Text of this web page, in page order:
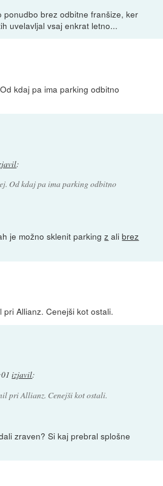
ponudbo brez odbitne franšize, ker
uvelavljal vsaj enkrat letno...
kdaj pa ima parking odbitno
:
Od kdaj pa ima parking odbitno
je možno sklenit parkingz alibrez
Allianz. Cenejši kot ostali.
izjavil:
pri Allianz. Cenejši kot ostali.
zraven? Si kaj prebral splošne